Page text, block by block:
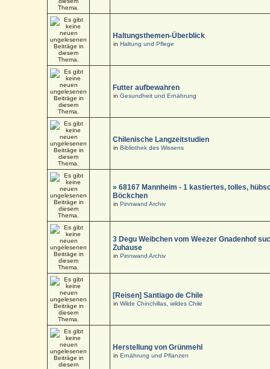
Haltungsthemen-Überblick
inHaltung und Pflege
Futter aufbewahren
inGesundheit und Ernährung
Chilenische Langzeitstudien
inBibliothek des Wissens
» 68167 Mannheim - 1 kastiertes, tolles,
Böckchen
inPinnwand Archiv
3 Degu Weibchen vom Weezer Gnadenhof
Zuhause
inPinnwand Archiv
[Reisen] Santiago de Chile
inWilde Chinchillas, wildes Chile
Herstellung von Grünmehl
inErnährung und Pflanzen